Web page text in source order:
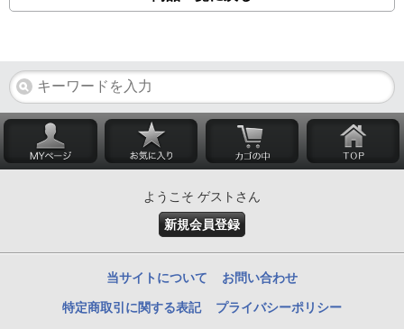
ようこそ ゲストさん
新規会員登録
当サイトについて お問い合わせ
特定商取引に関する表記 プライバシーポリシー